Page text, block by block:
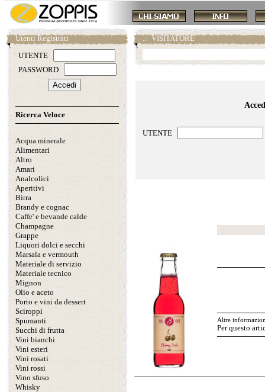
Utenti Registrati
UTENTE
PASSWORD
Ricerca Veloce
Acqua minerale
Alimentari
Altro
Amari
Analcolici
Aperitivi
Birra
Brandy e cognac
Caffe' e bevande calde
Champagne
Grappe
Liquori dolci e secchi
Marsala e vermouth
Materiale di servizio
Materiale tecnico
Mignon
Olio e aceto
Porto e vini da dessert
Sciroppi
Spumanti
Succhi di frutta
Vini bianchi
Vini esteri
Vini rosati
Vini rossi
Vino sfuso
Whisky
.: VISITATORE
UTENTE
Altre
Per questo